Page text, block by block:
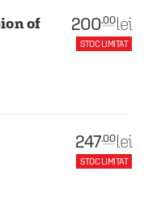
of
200.00 lei
STOC LIMITAT
247.00 lei
STOC LIMITAT